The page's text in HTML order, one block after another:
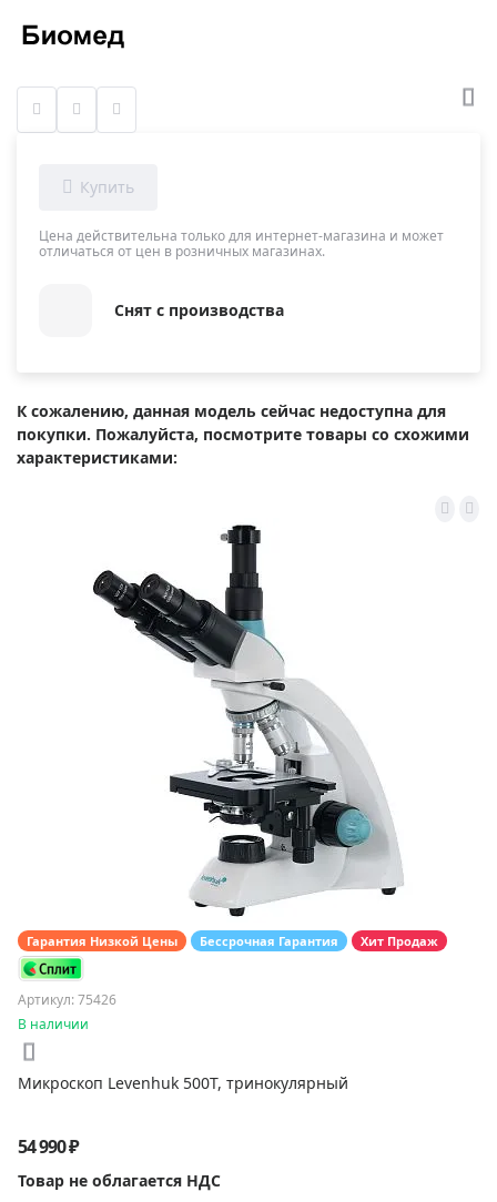
Цена действительна только для интернет-магазина и может
отличаться от цен в розничных магазинах.
Снят с производства
К сожалению, данная модель сейчас недоступна для
покупки. Пожалуйста, посмотрите товары со схожими
характеристиками:
Гарантия Низкой Цены Бессрочная Гарантия Хит Продаж
Артикул: 75426
В наличии
Микроскоп Levenhuk 500T, тринокулярный
54 990 ₽
Товар не облагается НДС